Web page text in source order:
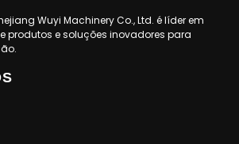
Wuyi Machinery Co., Ltd. é líder em
produtos e soluções inovadores para